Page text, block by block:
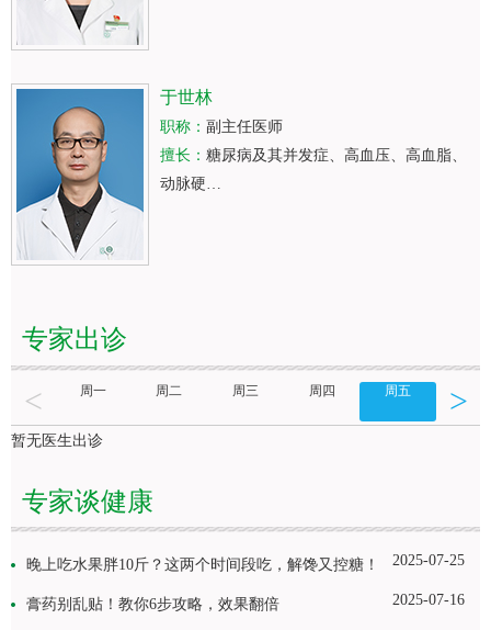
于世林
职称： 副主任医师
擅长： 糖尿病及其并发症、高血压、高血脂、
动脉硬…
专家出诊
< 周一 周二 周三 周四 周五 >
暂无医生出诊
专家谈健康
2025-07-25
晚上吃水果胖10斤？这两个时间段吃，解馋又控糖！
2025-07-16
膏药别乱贴！教你6步攻略，效果翻倍